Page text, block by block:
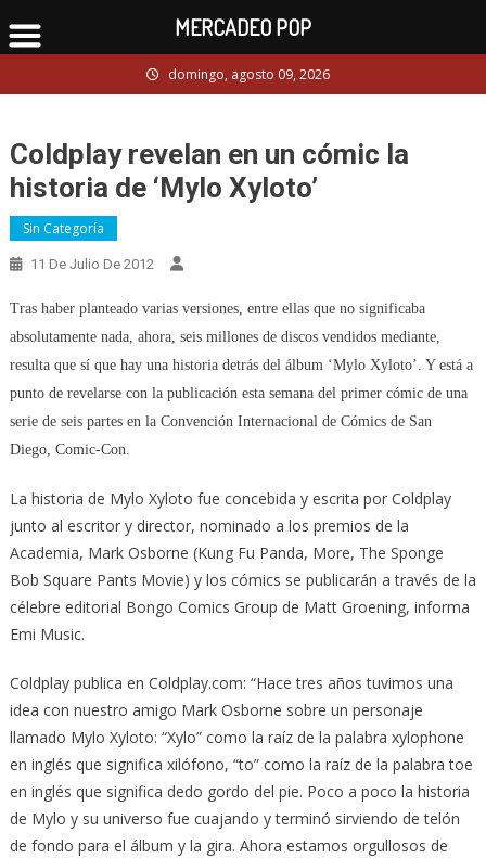
to
domingo, agosto 09, 2026
Coldplay revelan en un cómic la
historia de ‘Mylo Xyloto’
Sin Categoría
11 De Julio De 2012
Tras haber planteado varias versiones, entre ellas que no significaba
absolutamente nada, ahora, seis millones de discos vendidos mediante,
resulta que sí que hay una historia detrás del álbum ‘Mylo Xyloto’. Y está a
punto de revelarse con la publicación esta semana del primer cómic de una
serie de seis partes en la Convención Internacional de Cómics de San
Diego, Comic-Con.
La historia de Mylo Xyloto fue concebida y escrita por Coldplay
junto al escritor y director, nominado a los premios de la
Academia, Mark Osborne (Kung Fu Panda, More, The Sponge
Bob Square Pants Movie) y los cómics se publicarán a través de la
célebre editorial Bongo Comics Group de Matt Groening, informa
Emi Music.
Coldplay publica en Coldplay.com: “Hace tres años tuvimos una
idea con nuestro amigo Mark Osborne sobre un personaje
llamado Mylo Xyloto: “Xylo” como la raíz de la palabra xylophone
en inglés que significa xilófono, “to” como la raíz de la palabra toe
en inglés que significa dedo gordo del pie. Poco a poco la historia
de Mylo y su universo fue cuajando y terminó sirviendo de telón
de fondo para el álbum y la gira. Ahora estamos orgullosos de
MERCADEO POP